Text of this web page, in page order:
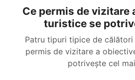
Ce permis de vizitare
turistice se
Patru tipuri tipice de
permis de vizitare a
potrivește cel